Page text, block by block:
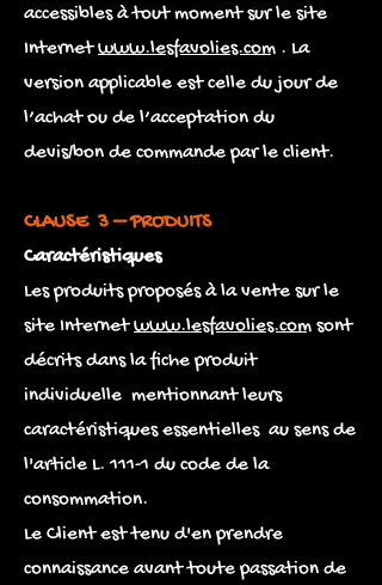
accessibles à tout moment sur le site
Internetwww.lesfavolies.com . La
version applicable est celle du jour de
l’achat ou de l’acceptation du
devis/bon de commande par le client.
CLAUSE 3 – PRODUITS
Caractéristiques
Les produits proposés à la vente sur le
site Internetwww.lesfavolies.com sont
décrits dans la fiche produit
individuelle mentionnant leurs
caractéristiques essentielles au sens de
l'article L. 111-1 du code de la
consommation.
Le Client est tenu d'en prendre
connaissance avant toute passation de